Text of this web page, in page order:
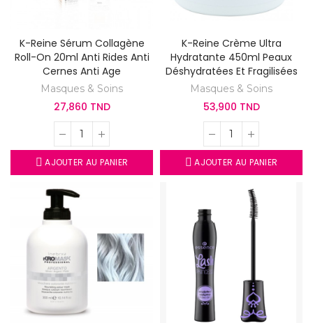
K-Reine Sérum Collagène
Roll-On 20ml Anti Rides Anti
Cernes Anti Age
Masques & Soins
27,860 TND
AJOUTER AU PANIER
K-Reine Crème Ultra
Hydratante 450ml Peaux
Déshydratées Et Fragilisées
Masques & Soins
53,900 TND
AJOUTER AU PANIER